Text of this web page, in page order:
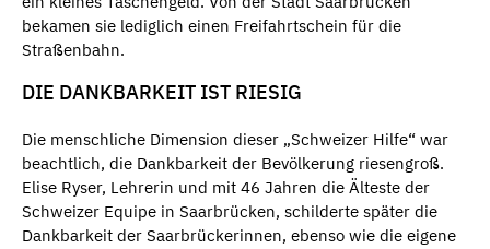
bekamen sie lediglich einen Freifahrtschein für die
Straßenbahn.
DIE DANKBARKEIT IST RIESIG
Die menschliche Dimension dieser „Schweizer Hilfe“ war
beachtlich, die Dankbarkeit der Bevölkerung riesengroß.
Elise Ryser, Lehrerin und mit 46 Jahren die Älteste der
Schweizer Equipe in Saarbrücken, schilderte später die
Dankbarkeit der Saarbrückerinnen, ebenso wie die eigene